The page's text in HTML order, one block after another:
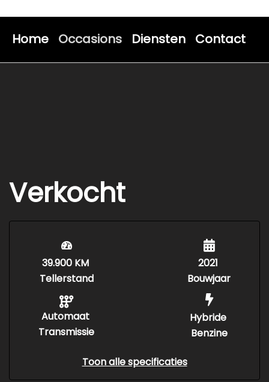
Home Occasions Diensten Contact
Verkocht
39.900 KM
Tellerstand
Automaat
Transmissie
2021
Bouwjaar
Hybride
Benzine
Toon alle specificaties